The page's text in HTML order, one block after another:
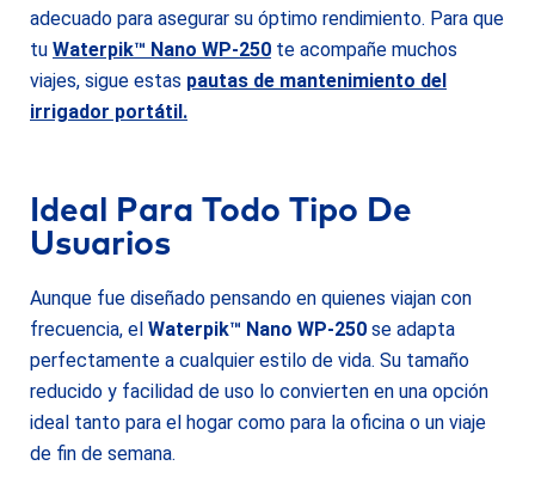
adecuado para asegurar su óptimo rendimiento. Para que
tu Waterpik™ Nano WP-250 te acompañe muchos
viajes, sigue estas pautas de mantenimiento del
irrigador portátil.
Ideal Para Todo Tipo De
Usuarios
Aunque fue diseñado pensando en quienes viajan con
frecuencia, el Waterpik™ Nano WP-250 se adapta
perfectamente a cualquier estilo de vida. Su tamaño
reducido y facilidad de uso lo convierten en una opción
ideal tanto para el hogar como para la oficina o un viaje
de fin de semana.